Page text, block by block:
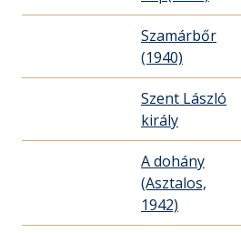
Szamárbőr
(1940)
Szent László
király
A dohány
(Asztalos,
1942)